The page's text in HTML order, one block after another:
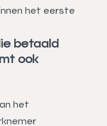
het eerste
betaald
ook
het